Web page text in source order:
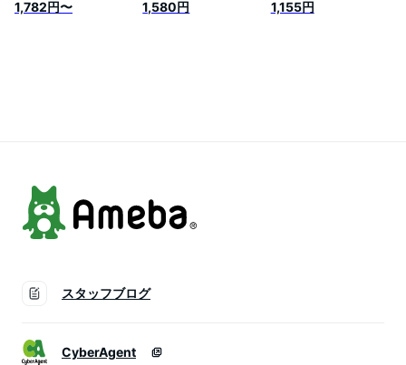
たつソックス | 靴下
1,782円〜
ソックス 足 まるで
1,580円
岡本 レディース メ
1,155円
スタッフブログ
CyberAgent